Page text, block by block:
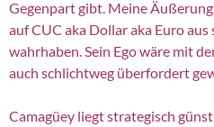
Gegenpart gibt. Meine
auf CUC aka Dollar aka Euro
wahrhaben. Sein Ego wäre mit
auch schlichtweg überfordert
Camagüey liegt strategisch